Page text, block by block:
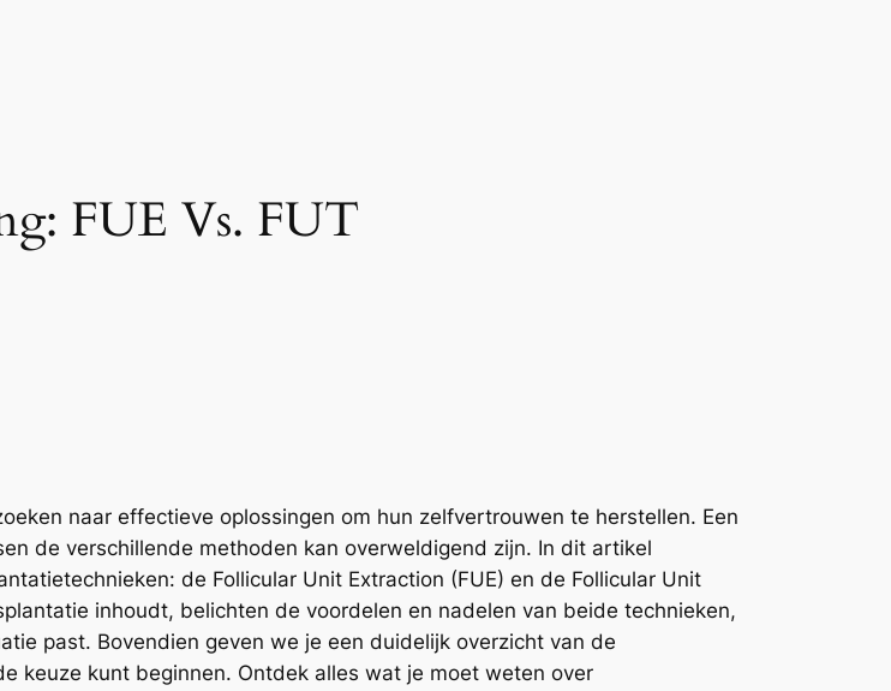
FUE Vs. FUT
naar effectieve oplossingen om hun zelfvertrouwen te herstellen. Een
de verschillende methoden kan overweldigend zijn. In dit artikel
de Follicular Unit Extraction (FUE) en de Follicular Unit
inhoudt, belichten de voordelen en nadelen van beide technieken,
past. Bovendien geven we je een duidelijk overzicht van de
keuze kunt beginnen. Ontdek alles wat je moet weten over